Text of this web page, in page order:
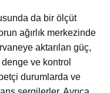
da bir ölçüt
ağırlık merkezinde
aktarılan güç,
ve kontrol
durumlarda ve